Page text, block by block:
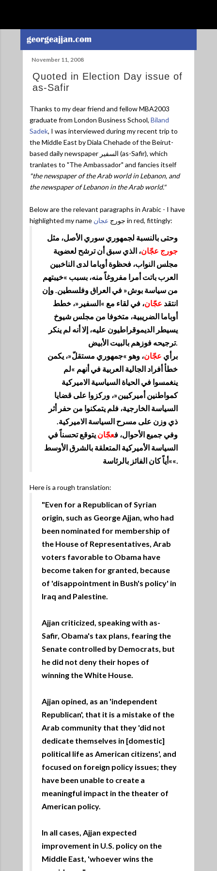
November 11, 2008
Quoted in Election Day issue of
as-Safir
Thanks to my dear friend and fellow MBA2003
graduate from London Business School, Biland
Sadek, I was interviewed during my recent trip to
the Middle East by Diala Chehade of the Beirut-
based daily newspaper السفير (as-Safir), which
tranlates to "The Ambassador" and fancies itself
"the newspaper of the Arab world in Lebanon, and
the newspaper of Lebanon in the Arab world."
Below are the relevant paragraphs in Arabic - I have
highlighted my name جورج عجان in red, fittingly:
وحتى بالنسبة لجمهوري سوري الأصل، مثل
جورج عجّان، الذي سبق أن ترشح لعضوية
مجلس النواب، فحظوة أوباما لدى الناخبين
العرب باتت أمرا مفروغاً منه، بسبب »خيبتهم
من سياسة بوش« في العراق وفلسطين. وإن
انتقد عجّان، في لقاء مع »السفير«، خطط
أوباما الضريبية، متخوفا من مجلس شيوخ
يسيطر الديموقراطيون عليه، إلا أنه لم ينكر
ترجيحه فوزهم بالبيت الأبيض.
برأي عجّان، وهو »جمهوري مستقلّ«، يكمن
خطأ أفراد الجالية العربية في أنهم »لم
ينغمسوا في الحياة السياسية الاميركية
كمواطنين أميركيين«، وركزوا على قضايا
السياسة الخارجية، فلم يتمكنوا من حفر أثر
ذي وزن على مسرح السياسة الاميركية.
وفي جميع الأحوال، فعجّان يتوقع تحسناً في
السياسة الأميركية المتعلقة بالشرق الأوسط
»أياً كان الفائز بالرئاسة«.
Here is a rough translation:
"Even for a Republican of Syrian
origin, such as George Ajjan, who had
been nominated for membership of
the House of Representatives, Arab
voters favorable to Obama have
become taken for granted, because
of 'disappointment in Bush's policy' in
Iraq and Palestine.
Ajjan criticized, speaking with as-
Safir, Obama's tax plans, fearing the
Senate controlled by Democrats, but
he did not deny their hopes of
winning the White House.
Ajjan opined, as an 'independent
Republican', that it is a mistake of the
Arab community that they 'did not
dedicate themselves in [domestic]
political life as American citizens', and
focused on foreign policy issues; they
have been unable to create a
meaningful impact in the theater of
American policy.
In all cases, Ajjan expected
improvement in U.S. policy on the
Middle East, 'whoever wins the